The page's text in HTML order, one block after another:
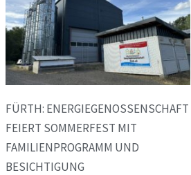
FÜRTH: ENERGIEGENOSSENSCHAFT
FEIERT SOMMERFEST MIT
FAMILIENPROGRAMM UND
BESICHTIGUNG